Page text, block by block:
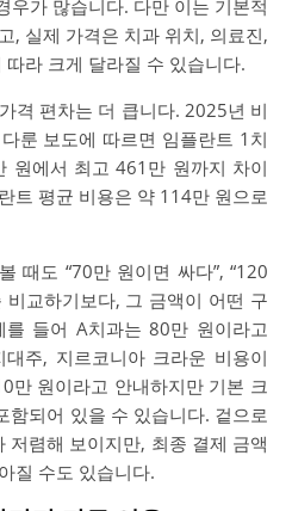
우가 많습니다. 다만 이는 기본적
, 실제 가격은 치과 위치, 의료진,
라 크게 달라질 수 있습니다.
격 편차는 더 큽니다. 2025년 비
룬 보도에 따르면 임플란트 1치
원에서 최고 461만 원까지 차이
트 평균 비용은 약 114만 원으로
때도 “70만 원이면 싸다”, “120
비교하기보다, 그 금액이 어떤 구
들어 A치과는 80만 원이라고
주, 지르코니아 크라운 비용이
만 원이라고 안내하지만 기본 크
함되어 있을 수 있습니다. 겉으로
저렴해 보이지만, 최종 결제 금액
질 수도 있습니다.